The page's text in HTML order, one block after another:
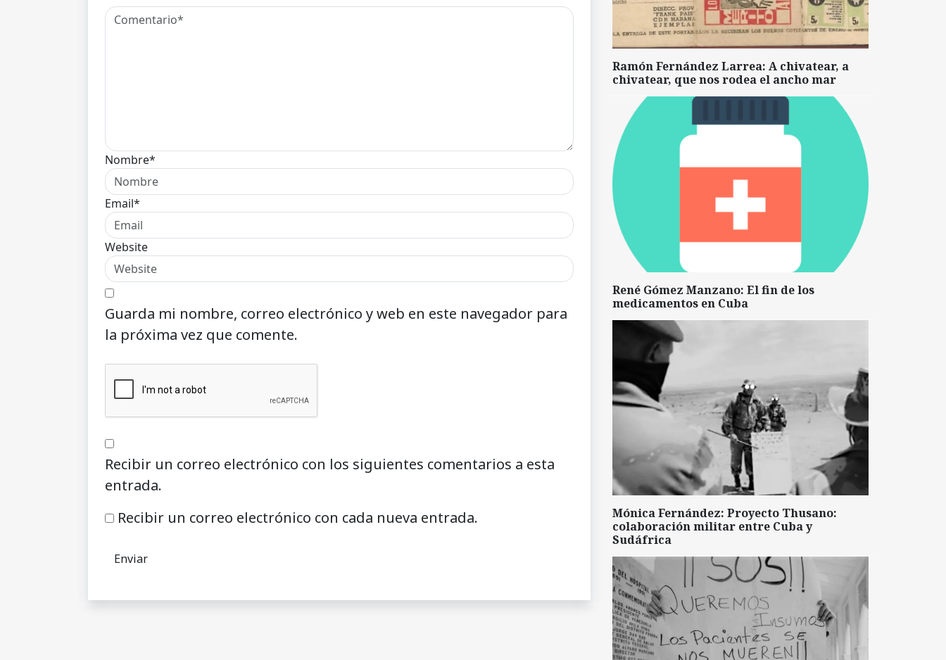
Nombre*
Email*
Website
Guarda mi nombre, correo electrónico y web en este navegador para
la próxima vez que comente.
Recibir un correo electrónico con los siguientes comentarios a esta
entrada.
Recibir un correo electrónico con cada nueva entrada.
Ramón Fernández Larrea: A chivatear, a
chivatear, que nos rodea el ancho mar
René Gómez Manzano: El fin de los
medicamentos en Cuba
Mónica Fernández: Proyecto Thusano:
colaboración militar entre Cuba y
Sudáfrica